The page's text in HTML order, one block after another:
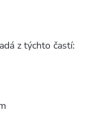
z týchto častí: